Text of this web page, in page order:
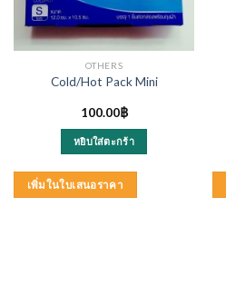
OTHERS
Cold/Hot Pack Mini
100.00฿
หยิบใส่ตะกร้า
เพิ่มในใบเสนอราคา